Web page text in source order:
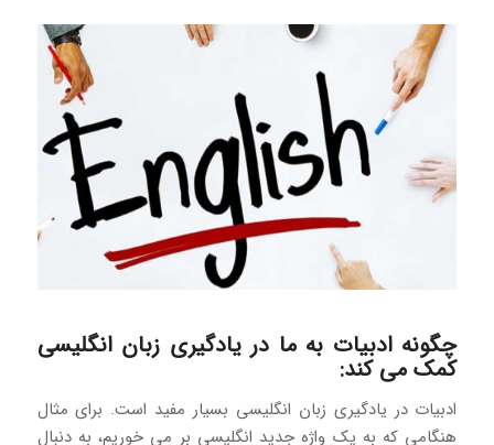
چگونه ادبیات به ما در یادگیری زبان انگلیسی
کمک می کند:
ادبیات در یادگیری زبان انگلیسی بسیار مفید است. برای مثال
هنگامی که به یک واژه جدید انگلیسی بر می خوریم، به دنبال